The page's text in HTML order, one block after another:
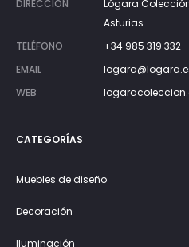
DIRECCIÓN
Lógara
Asturias
TELÉFONO
+34 985 319 332
EMAIL
WEB
CATEGORÍAS
Muebles de diseño
Decoración
Iluminación